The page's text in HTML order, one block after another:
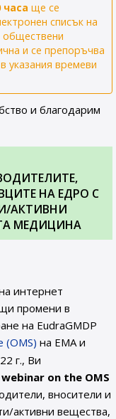
часа ще се
списък на
обществени
и се препоръчва
указания времеви
и благодарим
НА ЕДРО С
АКТИВНИ
МЕДИЦИНА
интернет
промени в
на EudraGMDP
(OMS) на EMA и
г., Ви
webinar on the OMS
вносители и
активни вещества,